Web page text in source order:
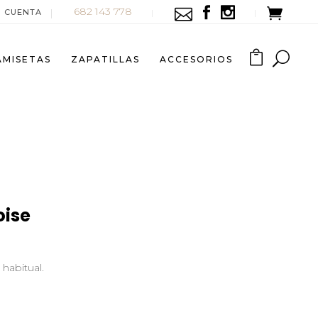
CUENTA 682 143 778
ZAPATILLAS ACCESORIOS